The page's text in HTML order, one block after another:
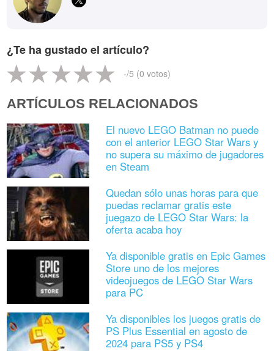
¿Te ha gustado el artículo?
-/5 (0 votos)
ARTÍCULOS RELACIONADOS
El nuevo LEGO Batman no puede
con el anterior LEGO Star Wars y
no supera su máximo de jugadores
en Steam
Quedan sólo unas horas para que
puedas reclamar gratis este
juegazo de LEGO Star Wars: la
oferta acaba hoy
Ya disponible gratis en Epic Games
Store uno de los mejores
videojuegos de LEGO Star Wars
para PC
Ya disponibles los juegos gratis de
PS Plus Essential en agosto de
2024 para PS5 y PS4